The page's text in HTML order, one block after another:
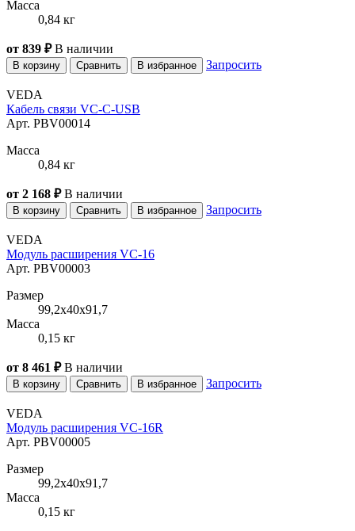
Масса
0,84 кг
от 839 ₽ В наличии
В корзину Сравнить В избранное Запросить
VEDA
Кабель связи VC-C-USB
Арт. PBV00014
Масса
0,84 кг
от 2 168 ₽ В наличии
В корзину Сравнить В избранное Запросить
VEDA
Модуль расширения VC-16
Арт. PBV00003
Размер
99,2x40x91,7
Масса
0,15 кг
от 8 461 ₽ В наличии
В корзину Сравнить В избранное Запросить
VEDA
Модуль расширения VC-16R
Арт. PBV00005
Размер
99,2x40x91,7
Масса
0,15 кг